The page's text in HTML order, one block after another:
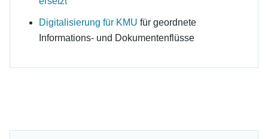
Digitalisierung für KMU für geordnete
Informations- und Dokumentenflüsse